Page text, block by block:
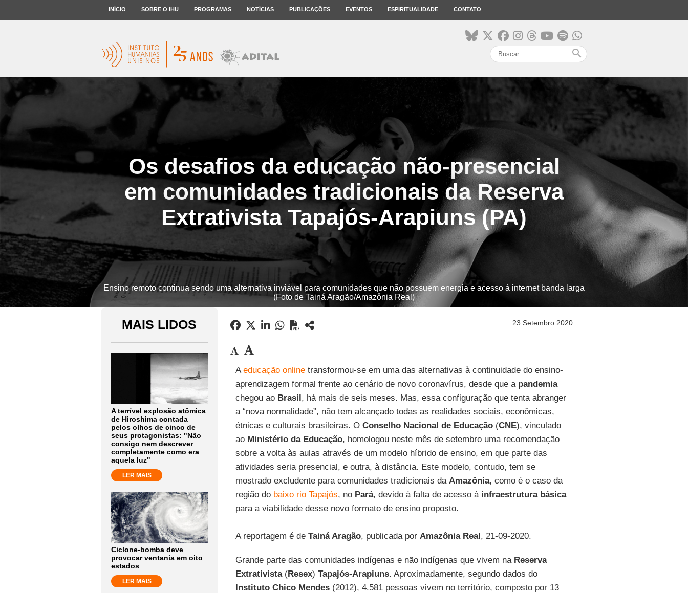
INÍCIO SOBRE O IHU PROGRAMAS NOTÍCIAS PUBLICAÇÕES EVENTOS ESPIRITUALIDADE CONTATO
search
Os desafios da educação não-presencial
em comunidades tradicionais da Reserva
Extrativista Tapajós-Arapiuns (PA)
Ensino remoto continua sendo uma alternativa inviável para comunidades que não possuem energia e acesso à internet banda larga
(Foto de Tainá Aragão/Amazônia Real)
MAIS LIDOS
A terrível explosão atômica
de Hiroshima contada
pelos olhos de cinco de
seus protagonistas: "Não
consigo nem descrever
completamente como era
aquela luz"
LER MAIS
Ciclone-bomba deve
provocar ventania em oito
estados
LER MAIS
23 Setembro 2020
Aeducação onlinetransformou-se em uma das alternativas à continuidade do ensino-
aprendizagem formal frente ao cenário de novo coronavírus, desde que a pandemia
chegou ao Brasil, há mais de seis meses. Mas, essa configuração que tenta abranger
a “nova normalidade”, não tem alcançado todas as realidades sociais, econômicas,
étnicas e culturais brasileiras. O Conselho Nacional de Educação(CNE), vinculado
ao Ministério da Educação, homologou neste mês de setembro uma recomendação
sobre a volta às aulas através de um modelo híbrido de ensino, em que parte das
atividades seria presencial, e outra, à distância. Este modelo, contudo, tem se
mostrado excludente para comunidades tradicionais da Amazônia, como é o caso da
região do baixo rio Tapajós, no Pará, devido à falta de acesso à infraestrutura básica
para a viabilidade desse novo formato de ensino proposto.
A reportagem é de Tainá Aragão, publicada por Amazônia Real, 21-09-2020.
Grande parte das comunidades indígenas e não indígenas que vivem na Reserva
Extrativista(Resex) Tapajós-Arapiuns. Aproximadamente, segundo dados do
Instituto Chico Mendes(2012), 4.581 pessoas vivem no território, composto por 13